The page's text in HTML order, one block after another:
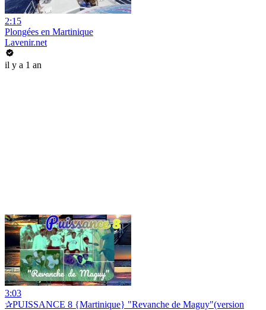
2:15
Plongées en Martinique
Lavenir.net
il y a 1 an
3:03
✰PUISSANCE 8 {Martinique} "Revanche de Maguy"(version